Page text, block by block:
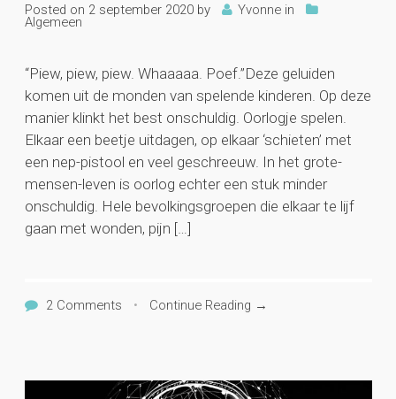
Posted on 2 september 2020 by Yvonne in
Algemeen
“Piew, piew, piew. Whaaaaa. Poef.”Deze geluiden
komen uit de monden van spelende kinderen. Op deze
manier klinkt het best onschuldig. Oorlogje spelen.
Elkaar een beetje uitdagen, op elkaar ‘schieten’ met
een nep-pistool en veel geschreeuw. In het grote-
mensen-leven is oorlog echter een stuk minder
onschuldig. Hele bevolkingsgroepen die elkaar te lijf
gaan met wonden, pijn […]
2 Comments • Continue Reading →